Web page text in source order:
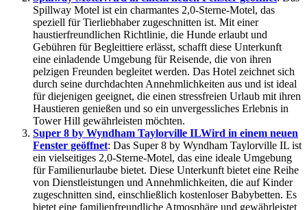
Spillway Motel ist ein charmantes 2,0-Sterne-Motel, das
speziell für Tierliebhaber zugeschnitten ist. Mit einer
haustierfreundlichen Richtlinie, die Hunde erlaubt und
Gebühren für Begleittiere erlässt, schafft diese Unterkunft
eine einladende Umgebung für Reisende, die von ihren
pelzigen Freunden begleitet werden. Das Hotel zeichnet sich
durch seine durchdachten Annehmlichkeiten aus und ist ideal
für diejenigen geeignet, die einen stressfreien Urlaub mit ihren
Haustieren genießen und so ein unvergessliches Erlebnis in
Tower Hill gewährleisten möchten.
Super 8 by Wyndham Taylorville ILWird in einem neuen
Fenster geöffnet: Das Super 8 by Wyndham Taylorville IL ist
ein vielseitiges 2,0-Sterne-Motel, das eine ideale Umgebung
für Familienurlaube bietet. Diese Unterkunft bietet eine Reihe
von Dienstleistungen und Annehmlichkeiten, die auf Kinder
zugeschnitten sind, einschließlich kostenloser Babybetten. Es
bietet eine familienfreundliche Atmosphäre und gewährleistet